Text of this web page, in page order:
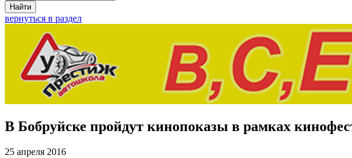
Найти
вернуться в раздел
В Бобруйске пройдут кинопоказы в рамках
25 апреля 2016